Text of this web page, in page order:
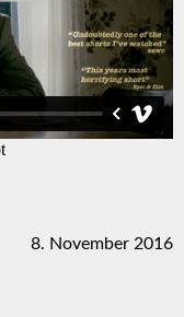
8. November 2016